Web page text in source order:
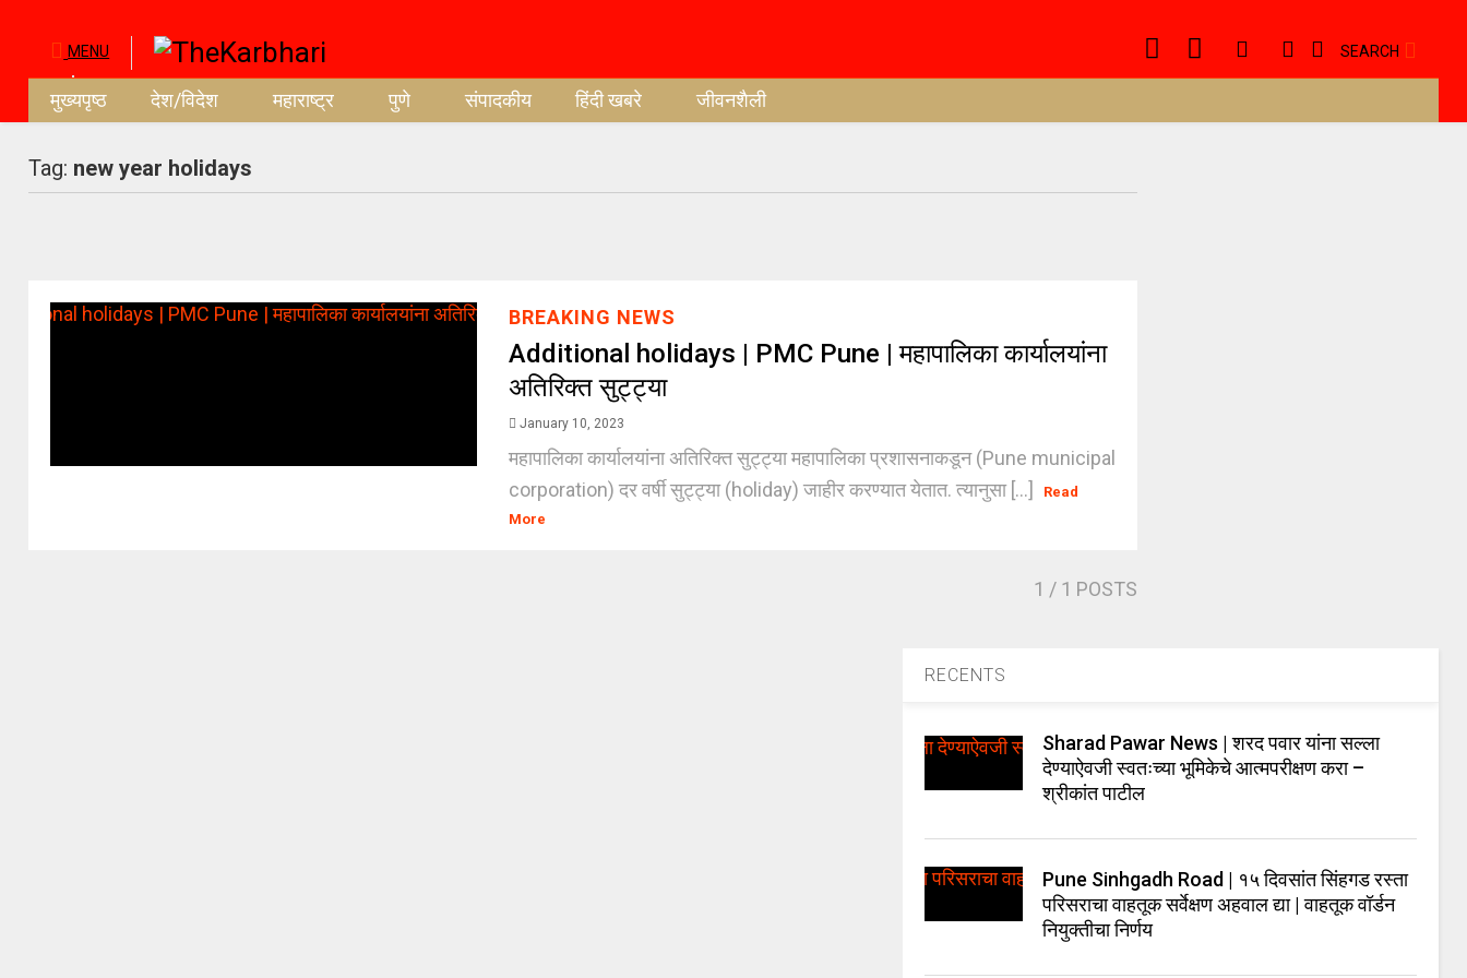
MENU SEARCH
मुख्यपृष्ठ देश/विदेश महाराष्ट्र पुणे संपादकीय हिंदी खबरे जीवनशैली
Tag: new year holidays
BREAKING NEWS
Additional holidays | PMC Pune | महापालिका कार्यालयांना
अतिरिक्त सुट्ट्या
January 10, 2023
महापालिका कार्यालयांना अतिरिक्त सुट्ट्या महापालिका प्रशासनाकडून (Pune municipal
corporation) दर वर्षी सुट्ट्या (holiday) जाहीर करण्यात येतात. त्यानुसा [...]
Read
More
1 / 1 POSTS
RECENTS
Sharad Pawar News | शरद पवार यांना सल्ला
देण्याऐवजी स्वतःच्या भूमिकेचे आत्मपरीक्षण करा –
श्रीकांत पाटील
Pune Sinhgadh Road | १५ दिवसांत सिंहगड रस्ता
परिसराचा वाहतूक सर्वेक्षण अहवाल द्या | वाहतूक वॉर्डन
नियुक्तीचा निर्णय